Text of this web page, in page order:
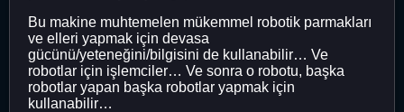
Bu makine muhtemelen mükemmel robotik parmakları
ve elleri yapmak için devasa
gücünü/yeteneğini/bilgisini de kullanabilir… Ve
robotlar için işlemciler… Ve sonra o robotu, başka
robotlar yapan başka robotlar yapmak için
kullanabilir…